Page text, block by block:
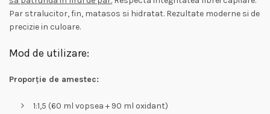
Par stralucitor, fin, matasos si hidratat. Rezultate moderne si de
precizie in culoare.
Mod de utilizare:
Proporție de amestec:
1:1,5 (60 ml vopsea + 90 ml oxidant)